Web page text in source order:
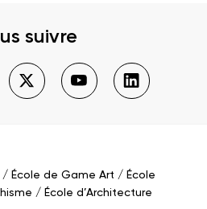
suivre
École de Game Art
École
École d’Architecture